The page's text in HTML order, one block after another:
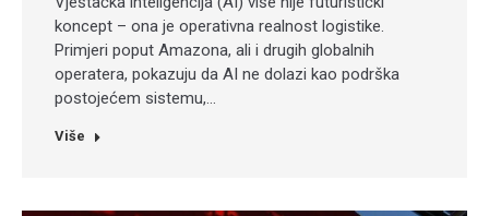
koncept – ona je operativna realnost logistike.
Primjeri poput Amazona, ali i drugih globalnih
operatera, pokazuju da AI ne dolazi kao podrška
postojećem sistemu,…
Više